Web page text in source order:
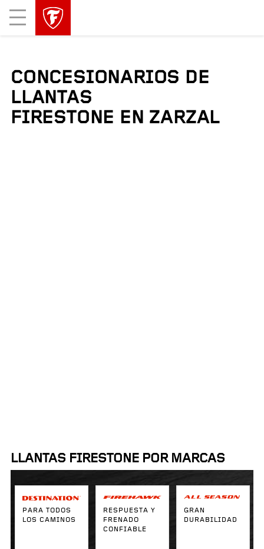
Mobile
Menu
CONCESIONARIOS DE
LLANTAS
FIRESTONE EN ZARZAL
LLANTAS FIRESTONE POR MARCAS
PARA TODOS
LOS CAMINOS
RESPUESTA Y
FRENADO
CONFIABLE
GRAN
DURABILIDAD